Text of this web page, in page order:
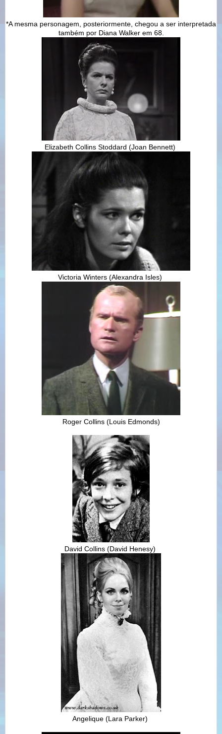
*A mesma personagem, posteriormente, chegou a ser interpretada
também por Diana Walker em 68.
Elizabeth Collins Stoddard (Joan Bennett)
Victoria Winters (Alexandra Isles)
Roger Collins (Louis Edmonds)
David Collins (David Henesy)
Angelique (Lara Parker)